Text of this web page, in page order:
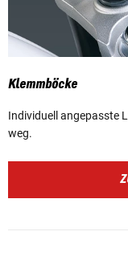
Klemmböcke
Individuell angepasste
weg.